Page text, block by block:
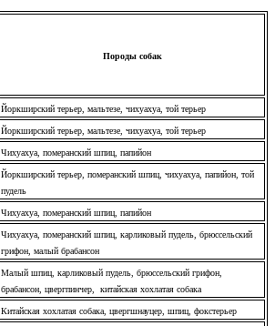
Породы собак
Йоркширский терьер, мальтезе, чихуахуа, той терьер
Йоркширский терьер, мальтезе, чихуахуа, той терьер
Чихуахуа, померанский шпиц, папийон
Йоркширский терьер, померанский шпиц, чихуахуа, папийон, той
пудель
Чихуахуа, померанский шпиц, папийон
Чихуахуа, померанский шпиц, карликовый пудель, брюссельский
грифон, малый брабансон
Малый шпиц, карликовый пудель, брюссельский грифон,
брабансон, цвергпинчер, китайская хохлатая собака
Китайская хохлатая собака, цвергшнауцер, шпиц, фокстерьер